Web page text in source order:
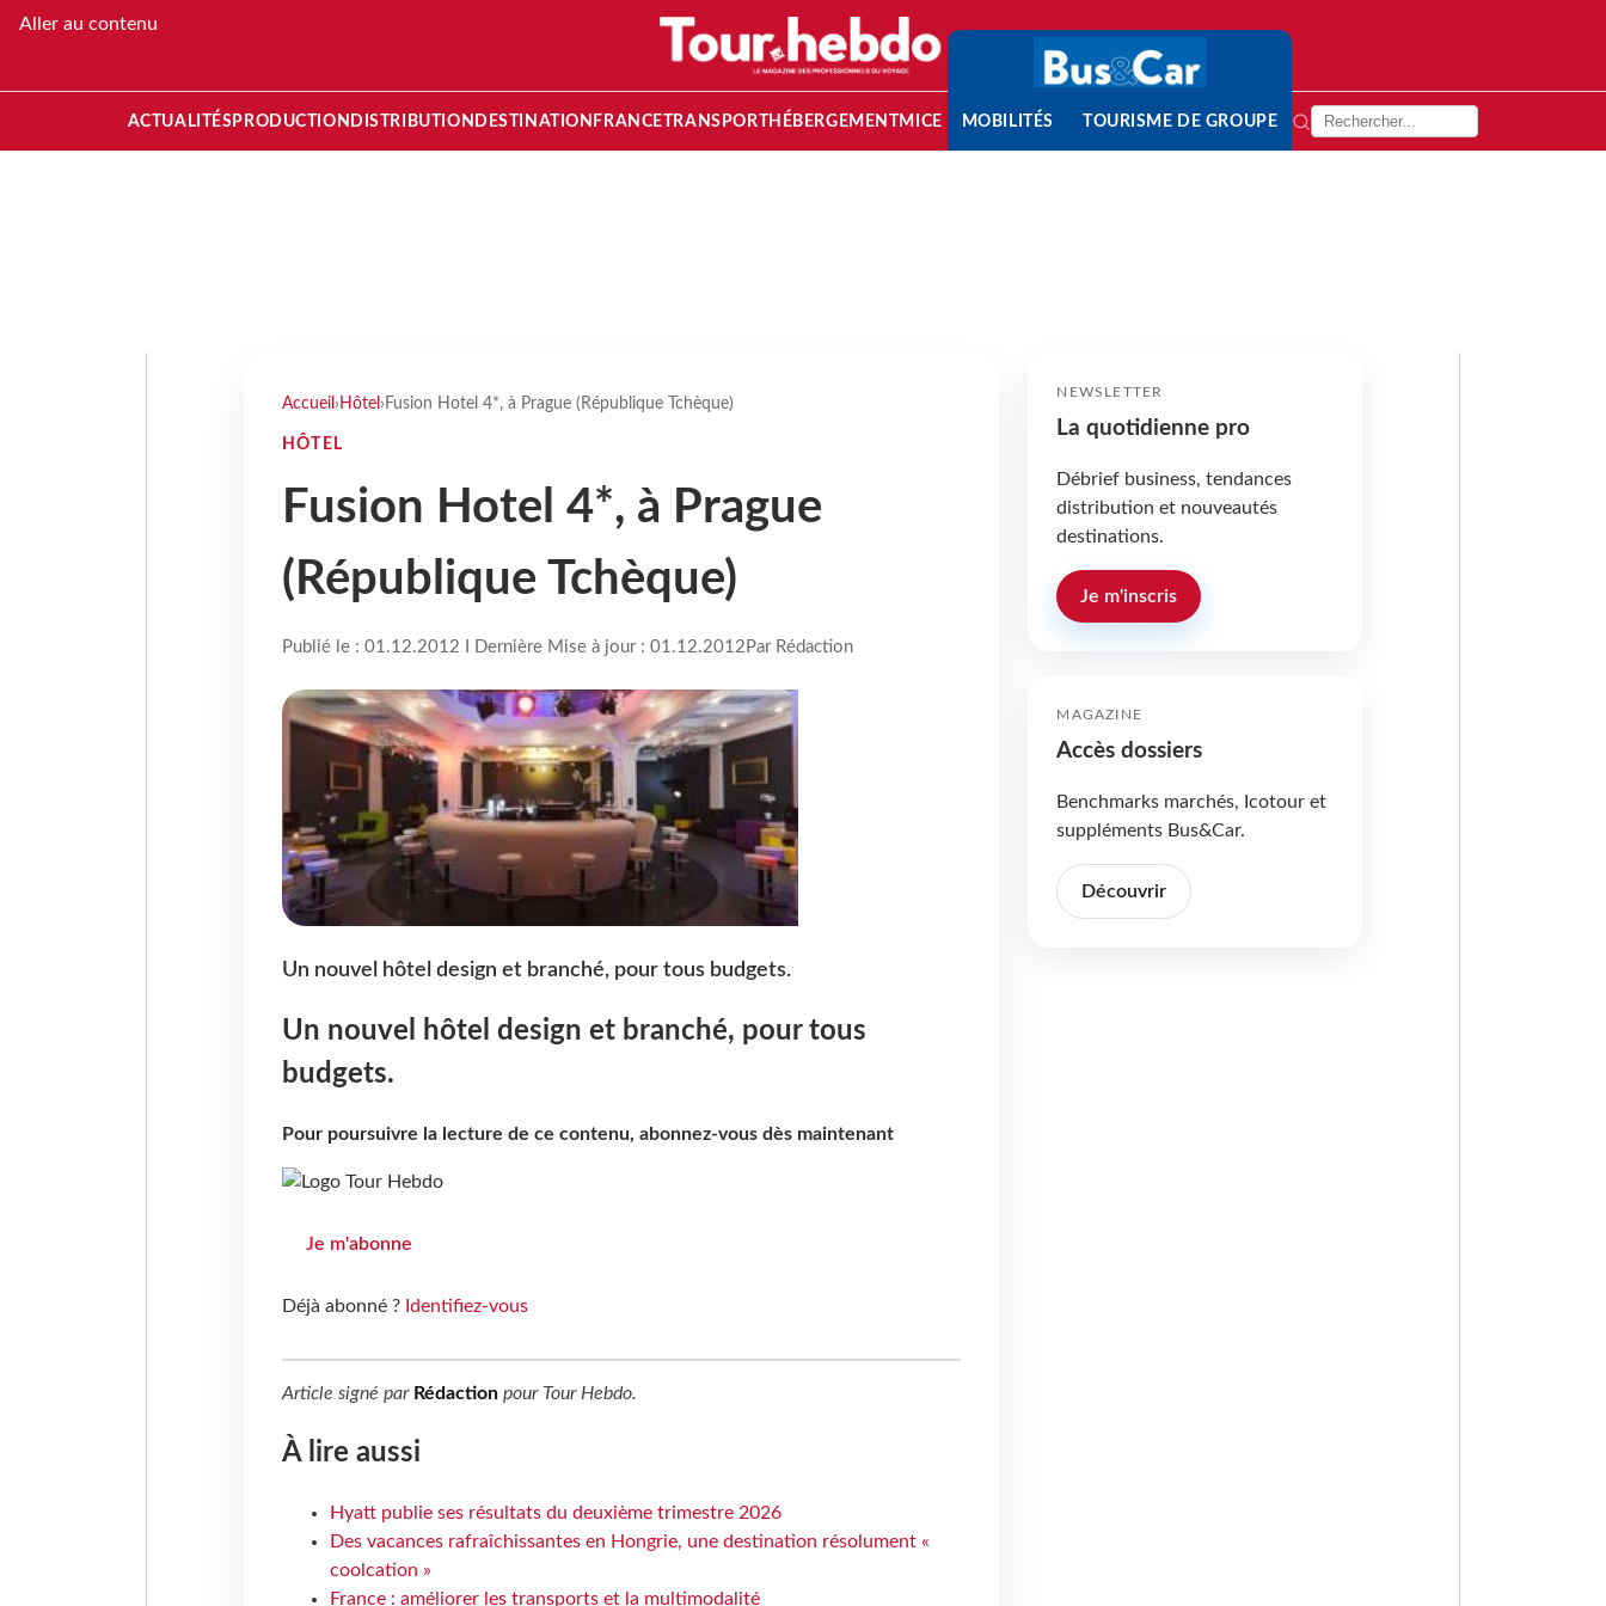
Aller au contenu
ACTUALITÉS PRODUCTION DISTRIBUTION DESTINATION FRANCETRANSPORT HÉBERGEMENTMICE MOBILITÉS TOURISME DE GROUPE
Accueil › Hôtel › Fusion Hotel 4*, à Prague (République Tchèque)
HÔTEL
Fusion Hotel 4*, à Prague
(République Tchèque)
Publié le : 01.12.2012 I Dernière Mise à jour : 01.12.2012 Par Rédaction
Un nouvel hôtel design et branché, pour tous budgets.
Un nouvel hôtel design et branché, pour tous
budgets.
Pour poursuivre la lecture de ce contenu, abonnez-vous dès maintenant
Je m'abonne
Déjà abonné ? Identifiez-vous
Article signé par Rédactionpour Tour Hebdo.
À lire aussi
Hyatt publie ses résultats du deuxième trimestre 2026
Des vacances rafraîchissantes en Hongrie, une destination résolument «
coolcation »
France : améliorer les transports et la multimodalité
NEWSLETTER
La quotidienne pro
Débrief business, tendances
distribution et nouveautés
destinations.
Je m'inscris
MAGAZINE
Accès dossiers
Benchmarks marchés, Icotour et
suppléments Bus&Car.
Découvrir